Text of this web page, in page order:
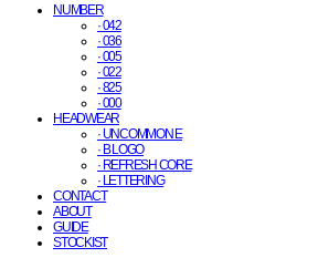
NUMBER
· 042
· 036
· 005
· 022
· 825
· 000
HEADWEAR
· UNCOMMON E
· B LOGO
· REFRESH CORE
· LETTERING
CONTACT
ABOUT
GUIDE
STOCKIST